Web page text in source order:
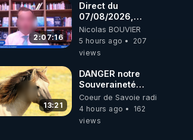
2:07:16
Direct du
07/08/2026,
présenté par
Nicolas BOUVIER
Nicolas BOUVIER
5 hours ago
207
views
13:21
DANGER notre
Souveraineté
Alimentaire est
attaqué...
Coeur de Savoie radioweb TV
4 hours ago
162
views